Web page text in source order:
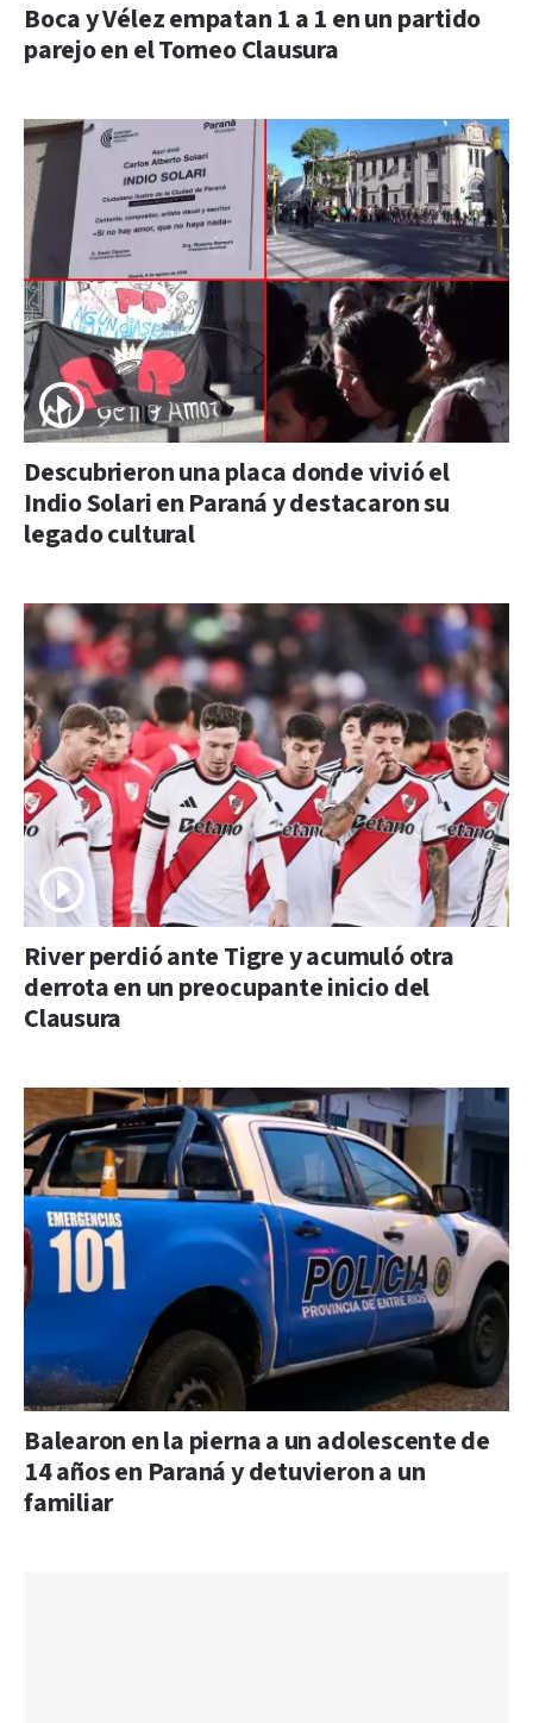
Boca y Vélez empatan 1 a 1 en un partido
parejo en el Torneo Clausura
Descubrieron una placa donde vivió el
Indio Solari en Paraná y destacaron su
legado cultural
River perdió ante Tigre y acumuló otra
derrota en un preocupante inicio del
Clausura
Balearon en la pierna a un adolescente de
14 años en Paraná y detuvieron a un
familiar